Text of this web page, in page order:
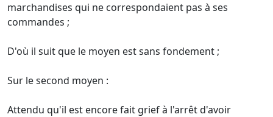
marchandises qui ne correspondaient pas à ses
commandes ;
D'où il suit que le moyen est sans fondement ;
Sur le second moyen :
Attendu qu'il est encore fait grief à l'arrêt d'avoir